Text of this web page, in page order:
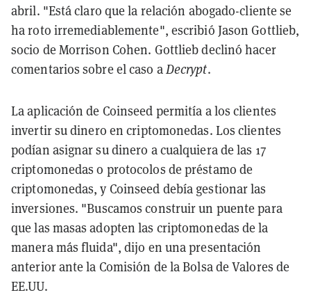
abril. "Está claro que la relación abogado-cliente se
ha roto irremediablemente", escribió Jason Gottlieb,
socio de Morrison Cohen. Gottlieb declinó hacer
comentarios sobre el caso aDecrypt.
La aplicación de Coinseed permitía a los clientes
invertir su dinero en criptomonedas. Los clientes
podían asignar su dinero a cualquiera de las 17
criptomonedas o protocolos de préstamo de
criptomonedas, y Coinseed debía gestionar las
inversiones. "Buscamos construir un puente para
que las masas adopten las criptomonedas de la
manera más fluida", dijo en una presentación
anterior ante la Comisión de la Bolsa de Valores de
EE.UU.